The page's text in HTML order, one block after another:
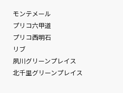
モンテメール
プリコ六甲道
プリコ西明石
リブ
夙川グリーンプレイス
北千里グリーンプレイス